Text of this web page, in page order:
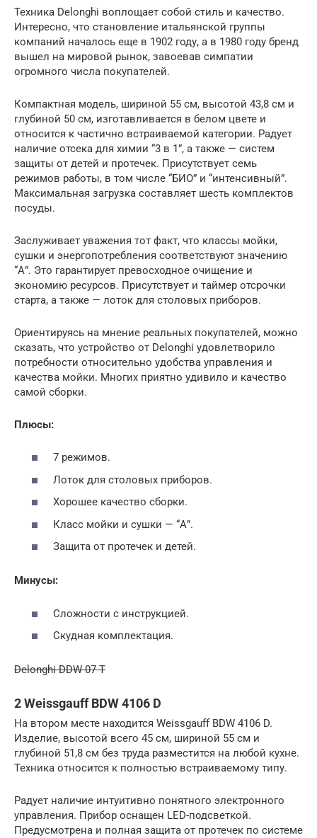
Техника Delonghi воплощает собой стиль и качество.
Интересно, что становление итальянской группы
компаний началось еще в 1902 году, а в 1980 году бренд
вышел на мировой рынок, завоевав симпатии
огромного числа покупателей.
Компактная модель, шириной 55 см, высотой 43,8 см и
глубиной 50 см, изготавливается в белом цвете и
относится к частично встраиваемой категории. Радует
наличие отсека для химии “3 в 1”, а также — систем
защиты от детей и протечек. Присутствует семь
режимов работы, в том числе “БИО” и “интенсивный”.
Максимальная загрузка составляет шесть комплектов
посуды.
Заслуживает уважения тот факт, что классы мойки,
сушки и энергопотребления соответствуют значению
“А”. Это гарантирует превосходное очищение и
экономию ресурсов. Присутствует и таймер отсрочки
старта, а также — лоток для столовых приборов.
Ориентируясь на мнение реальных покупателей, можно
сказать, что устройство от Delonghi удовлетворило
потребности относительно удобства управления и
качества мойки. Многих приятно удивило и качество
самой сборки.
Плюсы:
7 режимов.
Лоток для столовых приборов.
Хорошее качество сборки.
Класс мойки и сушки — “А”.
Защита от протечек и детей.
Минусы:
Сложности с инструкцией.
Скудная комплектация.
Delonghi DDW 07 T
2 Weissgauff BDW 4106 D
На втором месте находится Weissgauff BDW 4106 D.
Изделие, высотой всего 45 см, шириной 55 см и
глубиной 51,8 см без труда разместится на любой кухне.
Техника относится к полностью встраиваемому типу.
Радует наличие интуитивно понятного электронного
управления. Прибор оснащен LED-подсветкой.
Предусмотрена и полная защита от протечек по системе